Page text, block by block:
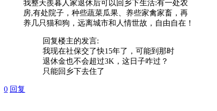
我整天羨暮人家退休后可以回乡下生活:有一处农
房,有处院子，种些蔬菜瓜果、养些家禽家畜，再
养几只猫和狗，远离城市和人情世故，自由自在！
回复楼主的发言:
我现在社保交了快15年了，可能到那时
退休金也不会超过3K，这日子咋过？
只能回乡下去住了
0 回复